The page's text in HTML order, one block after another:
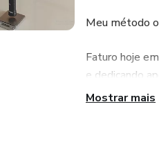
Meu método
Faturo hoje
e dedicando
Mostrar mais